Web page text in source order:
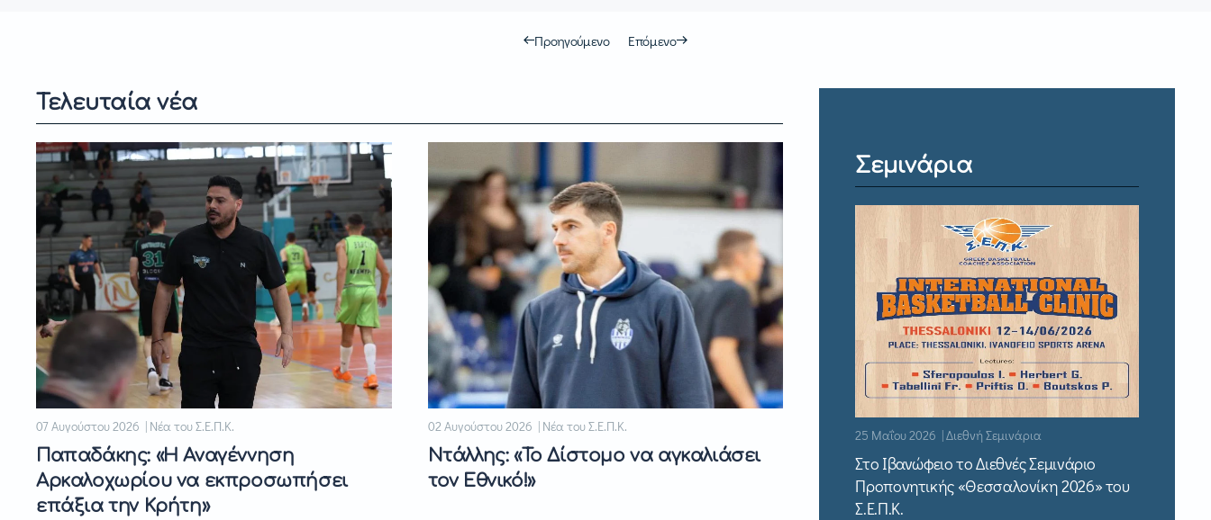
Προηγούμενο Επόμενο
Τελευταία νέα
07 Αυγούστου 2026 | Νέα του Σ.Ε.Π.Κ.
Παπαδάκης: «Η Αναγέννηση
Αρκαλοχωρίου να εκπροσωπήσει
επάξια την Κρήτη»
02 Αυγούστου 2026 | Νέα του Σ.Ε.Π.Κ.
Ντάλλης: «Το Δίστομο να αγκαλιάσει
τον Εθνικό!»
Σεμινάρια
25 Μαΐου 2026 | Διεθνή Σεμινάρια
Στο Ιβανώφειο το Διεθνές Σεμινάριο
Προπονητικής «Θεσσαλονίκη 2026» του
Σ.Ε.Π.Κ.